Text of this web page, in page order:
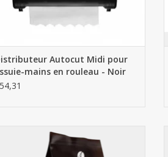
Autocut Midi pour
mains en rouleau - Noir
Dessert grains de café 1kg - 100%
Arabica